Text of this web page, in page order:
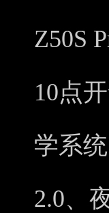
Z50S
10点
学系
2.0、